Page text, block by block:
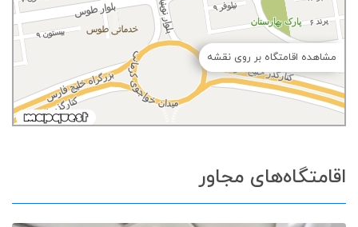
مشاهده اقامتگاه بر روی نقشه
اقامتگاه‌های مجاور